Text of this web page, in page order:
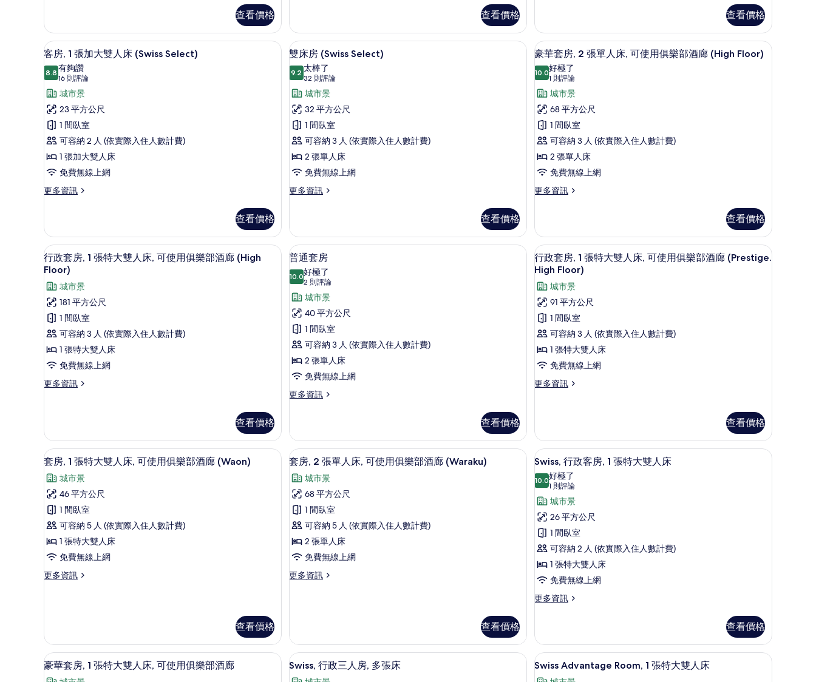
所
有
相
片
客
房,
2
張
單
人
床
的
詳
情
查看價格
片
Twin
Room,
Executive
Lounge
Access
詳
情
查看價格
的
所
有
相
片
張
特
大
雙
人
床
(Swiss
Select)
的
詳
情
查看價格
顯
示
客
房,
1
張
加
大
雙
人
Select)
的
所
有
相
片
羽絨被、客房內保險箱、書桌、遮光布/窗簾
6
客房, 1 張加大雙人床 (Swiss Select)
8.88.8 分，滿分 10 分
有夠讚
16 則評論
(16
則
評
論)
城市景
23 平方公尺
1 間臥室
可容納 2 人 (依實際入住人數計費)
1 張加大雙人床
免費無線上網
更多資訊
更
1
張
加
大
人
床
(Swiss
Select)
的
情
查看價格
顯
示
雙
床
房
(Swiss
Select)
的
所
有
羽絨被、客房內保險箱、書桌、遮光布/窗簾
8
雙床房 (Swiss Select)
9.29.2 分，滿分 10 分
太棒了
32 則評論
(32
則
評
論)
城市景
32 平方公尺
1 間臥室
可容納 3 人 (依實際入住人數計費)
2 張單人床
免費無線上網
更多資訊
更
房
(Swiss
Select)
的
詳
查看價格
顯
示
豪
華
套
房,
2
張
單
人
使
用
俱
樂
部
酒
廊
(High
Floor)
的
所
片
豪華套房, 2 張單人床, 可使用俱樂部酒廊
6
豪華套房, 2 張單人床, 可使用俱樂部酒廊 (High Floor)
10.010.0 分，滿分 10 分
好極了
1 則評論
(1
則
評
論)
城市景
68 平方公尺
1 間臥室
可容納 3 人 (依實際入住人數計費)
2 張單人床
免費無線上網
更多資訊
更
套
房,
2
張
人
床,
可
使
用
樂
部
廊
情
查看價格
顯
示
行
政
套
房,
1
張
大
床,
可
使
用
俱
樂
部
酒
廊
(High
有
相
片
行政套房, 1 張特大雙人床, 可使用俱樂部酒廊 (High Floor) | 羽絨被、客房內保險箱、書桌、遮光布/窗簾
12
行政套房, 1 張特大雙人床, 可使用俱樂部酒廊 (High
Floor)
城市景
181 平方公尺
1 間臥室
可容納 3 人 (依實際入住人數計費)
1 張特大雙人床
免費無線上網
更多資訊
更
房,
張
大
雙
人
床,
可
使
用
俱
部
詳
情
查看價格
顯
示
普
通
套
房
的
所
有
相
普通套房 | 羽絨被、客房內保險箱、書桌、遮光布/窗簾
7
普通套房
10.010.0 分，滿分 10 分
好極了
2 則評論
(2
則
評
論)
城市景
40 平方公尺
1 間臥室
可容納 3 人 (依實際入住人數計費)
2 張單人床
免費無線上網
更多資訊
更
套
房
的
情
查看價格
顯
示
行
政
套
房,
1
張
大
床,
可
使
用
俱
樂
部
酒
廊
(Prestige.
High
所
有
相
行政套房, 1 張特大雙人床, 可使用俱樂部酒
6
行政套房, 1 張特大雙人床, 可使用俱樂部酒廊 (Prestige.
High Floor)
城市景
91 平方公尺
1 間臥室
可容納 3 人 (依實際入住人數計費)
1 張特大雙人床
免費無線上網
更多資訊
更
房,
張
大
人
床,
可
使
用
樂
部
廊
的
詳
情
查看價格
顯
示
套
房,
張
特
大
雙
使
用
俱
套房, 1 張特大雙人床, 可使用俱樂部酒廊 (Waon) | 羽絨被、客房內保險箱、書桌、遮光布/窗簾
8
套房, 1 張特大雙人床, 可使用俱樂部酒廊 (Waon)
城市景
46 平方公尺
1 間臥室
可容納 5 人 (依實際入住人數計費)
1 張特大雙人床
免費無線上網
更多資訊
更
特
大
雙
人
查看價格
顯
示
套
房,
2
張
單
人
床,
俱
樂
部
套房, 2 張單人床, 可使用俱樂部酒廊 (Waraku) | 羽絨被、客房內保險箱、書桌、遮光布/窗簾
7
套房, 2 張單人床, 可使用俱樂部酒廊 (Waraku)
城市景
68 平方公尺
1 間臥室
可容納 5 人 (依實際入住人數計費)
2 張單人床
免費無線上網
更多資訊
更
單
人
床,
查看價格
顯
示
Swiss,
行
政
客
房,
1
張
特
人
床
的
羽絨被、客房內保險箱、書桌、遮光布/窗簾
6
Swiss, 行政客房, 1 張特大雙人床
10.010.0 分，滿分 10 分
好極了
1 則評論
(1
則
評
論)
城市景
26 平方公尺
1 間臥室
可容納 2 人 (依實際入住人數計費)
1 張特大雙人床
免費無線上網
更多資訊
更
政
客
房,
查看價格
顯
示
羽絨被、客房內保險箱、書桌、遮光布/窗簾
7
豪華套房, 1 張特大雙人床, 可使用俱樂部酒廊
顯
示
羽絨被、客房內保險箱、書桌、遮光布/窗簾
6
Swiss, 行政三人房, 多張床
顯
示
羽絨被、客房內保險箱、書桌、遮光布/窗簾
6
Swiss Advantage Room, 1 張特大雙人床